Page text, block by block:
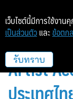
มาสเตอร์
Artist
ประเทศ
เว็บไซต์นี้มีการใช้งาน
เป็นส่วนตัว และ ข้อตก
รับทราบ